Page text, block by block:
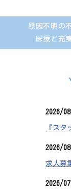
原因不明の
医療と充
2026/
『ス
2026/
求人募
2026/